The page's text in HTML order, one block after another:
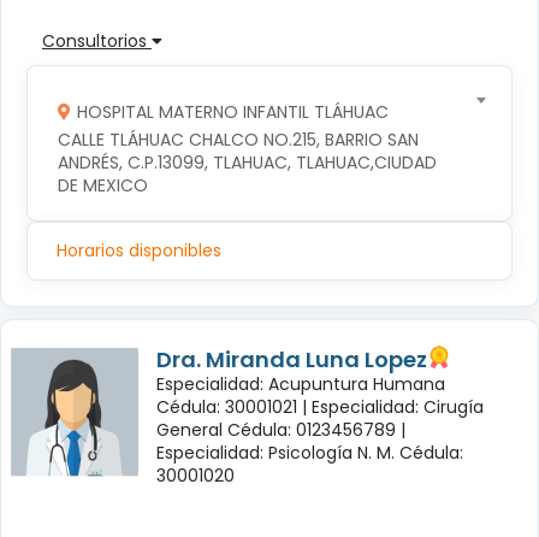
Consultorios
HOSPITAL MATERNO INFANTIL TLÁHUAC
CALLE TLÁHUAC CHALCO NO.215, BARRIO SAN
ANDRÉS, C.P.13099, TLAHUAC, TLAHUAC,CIUDAD
DE MEXICO
Horarios disponibles
Dra. Miranda Luna Lopez
Especialidad: Acupuntura Humana
Cédula: 30001021 | Especialidad: Cirugía
General Cédula: 0123456789 |
Especialidad: Psicología N. M. Cédula:
30001020